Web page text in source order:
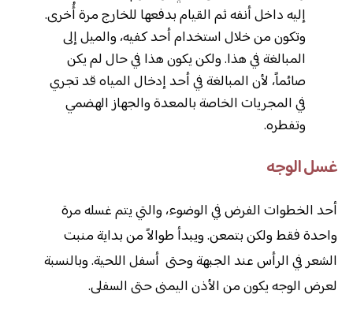
إليه داخل أنفه ثم القيام بدفعها للخارج مرة أُخرى.
وتكون من خلال استخدام أحد كفيه، والميل إلى
المبالغة في هذا. ولكن يكون هذا في حال لم يكن
صائماً، لأن المبالغة في أحد إدخال المياه قد تجري
في المجريات الخاصة بالمعدة والجهاز الهضمي
وتفطره.
غسل الوجه
أحد الخطوات الفرض في الوضوء، والتي يتم غسله مرة
واحدة فقط ولكن بتمعن. ويبدأ طوالاً من بداية منبت
الشعر في الرأس عند الجبهة وحتى أسفل اللحية. وبالنسبة
لعرض الوجه يكون من الأذن اليمنى حتى السفلى.